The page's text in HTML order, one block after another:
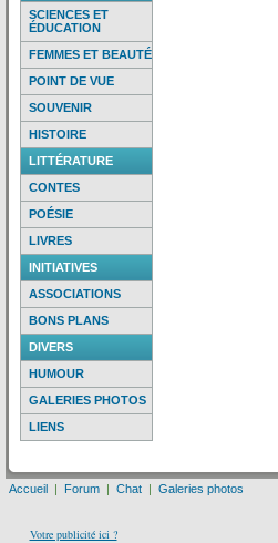
SCIENCES ET
ÉDUCATION
FEMMES ET BEAUTÉ
POINT DE VUE
SOUVENIR
HISTOIRE
LITTÉRATURE
CONTES
POÉSIE
LIVRES
INITIATIVES
ASSOCIATIONS
BONS PLANS
DIVERS
HUMOUR
GALERIES PHOTOS
LIENS
Accueil | Forum | Chat | Galeries photos
Votre publicité ici ?